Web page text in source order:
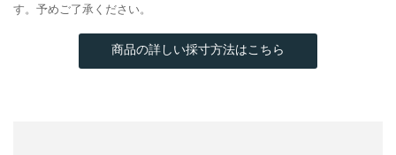
す。予めご了承ください。
商品の詳しい採寸方法はこちら